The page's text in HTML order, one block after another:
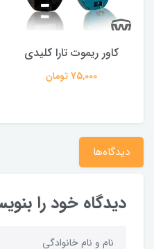
کاور ریموت تارا کلیدی
75,000 تومان
دیدگاه‌ها
دیدگاه خود را